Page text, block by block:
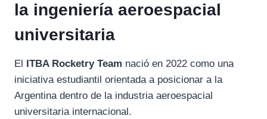
la ingeniería aeroespacial
universitaria
El ITBA Rocketry Team nació en 2022 como una
iniciativa estudiantil orientada a posicionar a la
Argentina dentro de la industria aeroespacial
universitaria internacional.